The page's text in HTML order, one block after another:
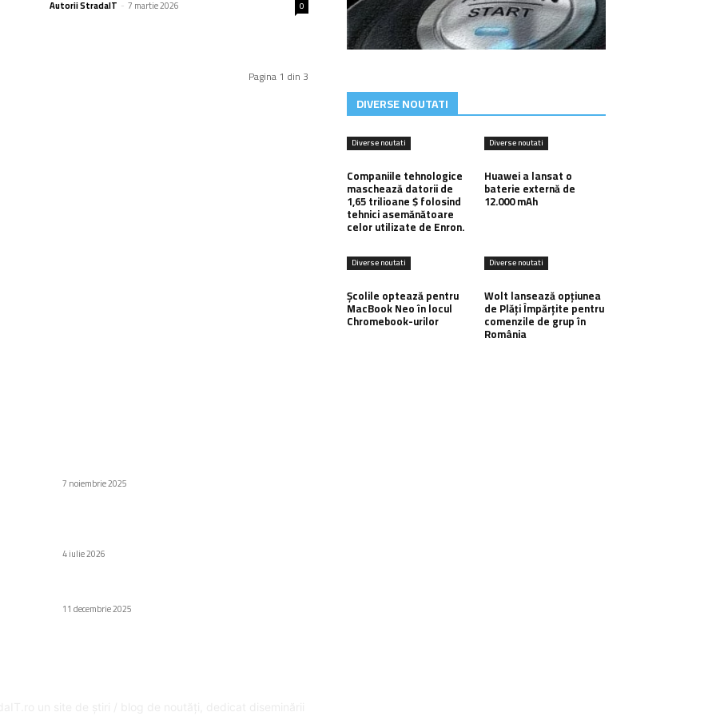
Autorii StradaIT - 7 martie 2026 0
Pagina 1 din 3
DIVERSE NOUTATI
Diverse noutati
Companiile tehnologice
maschează datorii de
1,65 trilioane $ folosind
tehnici asemănătoare
celor utilizate de Enron.
Diverse noutati
Huawei a lansat o
baterie externă de
12.000 mAh
Diverse noutati
Școlile optează pentru
MacBook Neo în locul
Chromebook-urilor
Diverse noutati
Wolt lansează opțiunea
de Plăți Împărțite pentru
comenzile de grup în
România
7 noiembrie 2025
4 iulie 2026
11 decembrie 2025